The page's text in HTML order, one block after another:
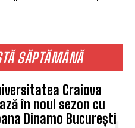
SĂPTĂMÂNĂ
Craiova
în noul sezon cu
Dinamo București